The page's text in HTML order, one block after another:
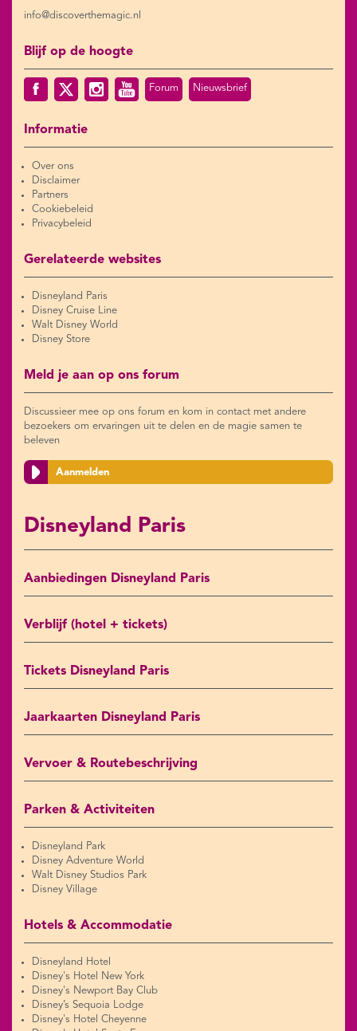
info@discoverthemagic.nl
Blijf op de hoogte
Forum Nieuwsbrief
Informatie
Over ons
Disclaimer
Partners
Cookiebeleid
Privacybeleid
Gerelateerde websites
Disneyland Paris
Disney Cruise Line
Walt Disney World
Disney Store
Meld je aan op ons forum
Discussieer mee op ons forum en kom in contact met andere
bezoekers om ervaringen uit te delen en de magie samen te
beleven
Aanmelden
Disneyland Paris
Aanbiedingen Disneyland Paris
Verblijf (hotel + tickets)
Tickets Disneyland Paris
Jaarkaarten Disneyland Paris
Vervoer & Routebeschrijving
Parken & Activiteiten
Disneyland Park
Disney Adventure World
Walt Disney Studios Park
Disney Village
Hotels & Accommodatie
Disneyland Hotel
Disney's Hotel New York
Disney's Newport Bay Club
Disney’s Sequoia Lodge
Disney's Hotel Cheyenne